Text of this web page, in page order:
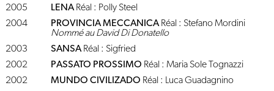
2005
LENARéal : Polly Steel
2004
PROVINCIA MECCANICARéal : Stefano Mordini
Nommé au David Di Donatello
2003
SANSARéal : Sigfried
2002
PASSATO PROSSIMO Réal : Maria Sole Tognazzi
2002
MUNDO CIVILIZADO Réal : Luca Guadagnino